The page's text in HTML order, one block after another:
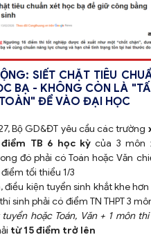
KÝ TỐI ĐA 15
CẦN CÓ CHIẾN
VỌNG PHÙ HỢP
nguyện vọng như các
thí sinh được đăng ký
Việc này yêu cầu thí
kỹ và nghiêm túc
học theo đúng năng
buộc phải đặt nguyện
ký ngành Sư phạm.